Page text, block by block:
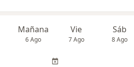
Mañana
6 Ago
Vie
7 Ago
Sáb
8 Ago